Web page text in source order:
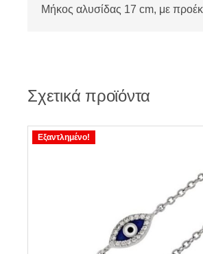
Μήκος αλυσίδας 17 cm, με
Σχετικά προϊόντα
Εξαντλημένο!